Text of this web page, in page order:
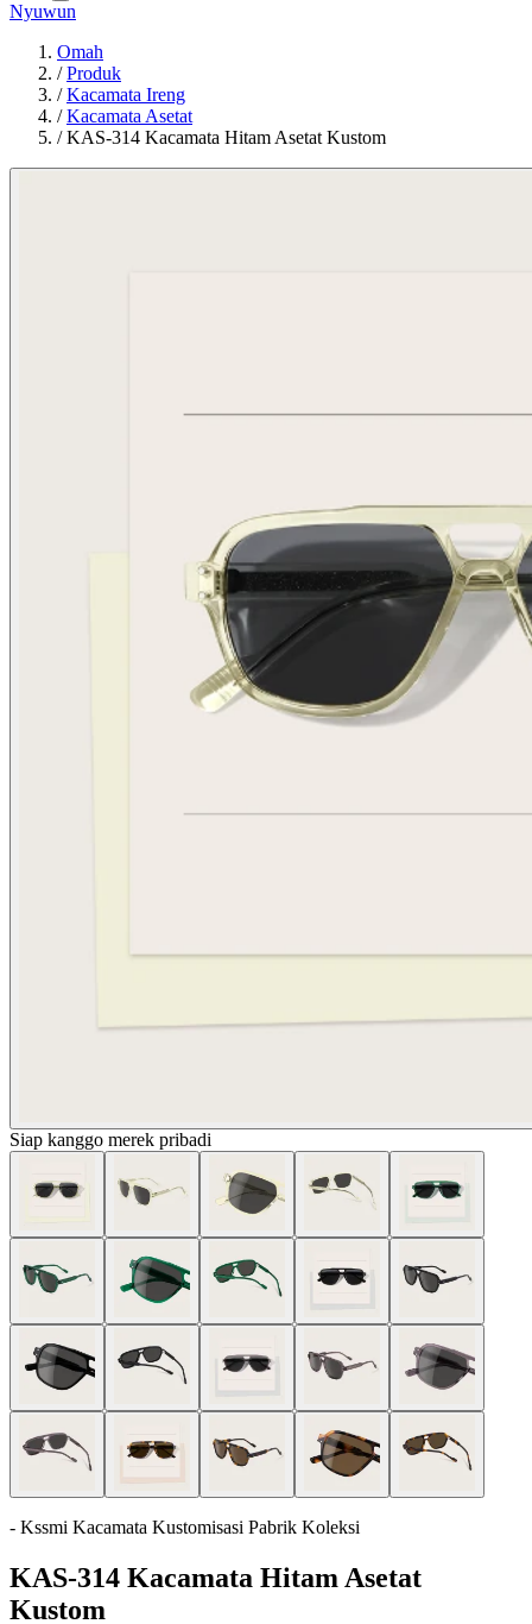
Nyuwun
Omah
/Produk
/Kacamata Ireng
/Kacamata Asetat
/KAS-314 Kacamata Hitam Asetat Kustom
Siap kanggo merek pribadi
- Kssmi Kacamata Kustomisasi Pabrik Koleksi
KAS-314 Kacamata Hitam Asetat
Kustom